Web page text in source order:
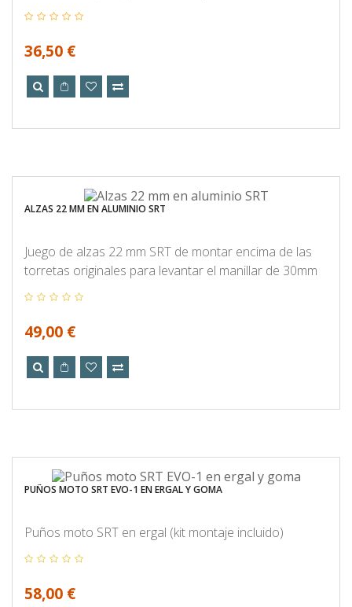
36,50 €
ALZAS 22 MM EN ALUMINIO SRT
Juego de alzas 22 mm SRT de montar encima de las
torretas originales para levantar el manillar de 30mm
49,00 €
PUÑOS MOTO SRT EVO-1 EN ERGAL Y GOMA
Puños moto SRT en ergal (kit montaje incluido)
58,00 €